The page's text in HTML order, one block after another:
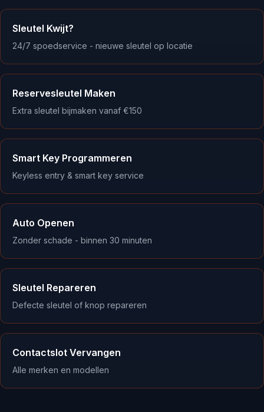
Sleutel Kwijt?
24/7 spoedservice - nieuwe sleutel op locatie
Reservesleutel Maken
Extra sleutel bijmaken vanaf €150
Smart Key Programmeren
Keyless entry & smart key service
Auto Openen
Zonder schade - binnen 30 minuten
Sleutel Repareren
Defecte sleutel of knop repareren
Contactslot Vervangen
Alle merken en modellen